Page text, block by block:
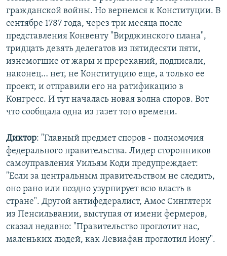
гражданской войны. Но вернемся к Конституции. В
сентябре 1787 года, через три месяца после
представления Конвенту "Вирджинского плана",
тридцать девять делегатов из пятидесяти пяти,
изнемогшие от жары и пререканий, подписали,
наконец… нет, не Конституцию еще, а только ее
проект, и отправили его на ратификацию в
Конгресс. И тут началась новая волна споров. Вот
что сообщала одна из газет того времени.
Диктор: "Главный предмет споров - полномочия
федерального правительства. Лидер сторонников
самоуправления Уильям Коди предупреждает:
"Если за центральным правительством не следить,
оно рано или поздно узурпирует всю власть в
стране". Другой антифедералист, Амос Синглтери
из Пенсильвании, выступая от имени фермеров,
сказал недавно: "Правительство проглотит нас,
маленьких людей, как Левиафан проглотил Иону".